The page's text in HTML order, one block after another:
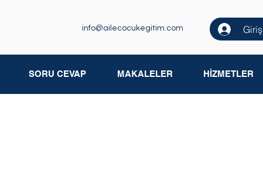
info@ailecocukegitim.com Giriş
SORU CEVAP MAKALELER HİZMETLER